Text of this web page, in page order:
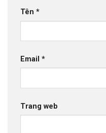
Tên *
Email *
Trang web